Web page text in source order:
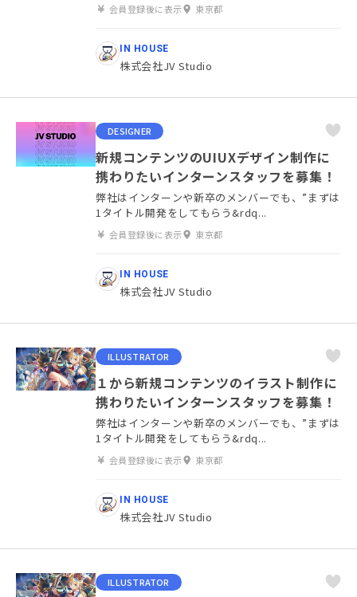
会員登録後に表示 東京都
IN HOUSE
株式会社JV Studio
DESIGNER
新規コンテンツのUIUXデザイン制作に
携わりたいインターンスタッフを募集！
弊社はインターンや新卒のメンバーでも、”まずは
1タイトル開発をしてもらう&rdq...
会員登録後に表示 東京都
IN HOUSE
株式会社JV Studio
ILLUSTRATOR
１から新規コンテンツのイラスト制作に
携わりたいインターンスタッフを募集！
弊社はインターンや新卒のメンバーでも、”まずは
1タイトル開発をしてもらう&rdq...
会員登録後に表示 東京都
IN HOUSE
株式会社JV Studio
ILLUSTRATOR